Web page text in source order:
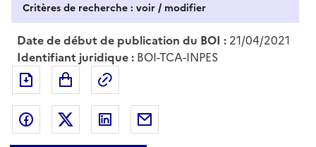
Critères de recherche : voir / modifier
Date de début de publication du BOI : 21/04/2021
Identifiant juridique : BOI-TCA-INPES
Exporter le document au format pdf
Partager sur Facebook
Partager sur Twitter
Partager sur LinkedIn